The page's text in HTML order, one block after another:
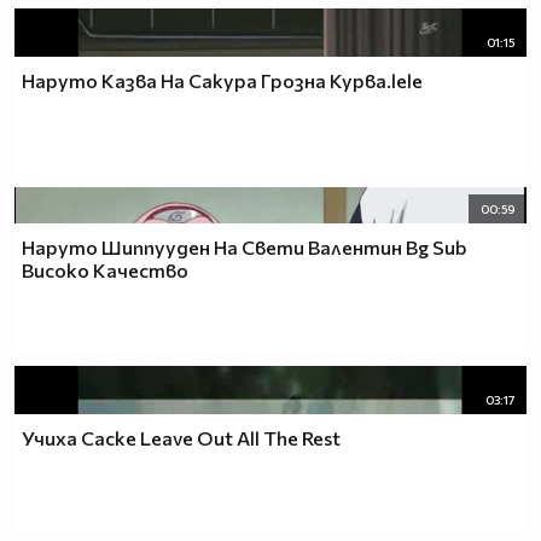
01:15
Наруто Казва На Сакура Грозна Курва.lele
00:59
Наруто Шиппууден На Свети Валентин Bg Sub
Високо Качество
03:17
Учиха Саске Leave Out All The Rest